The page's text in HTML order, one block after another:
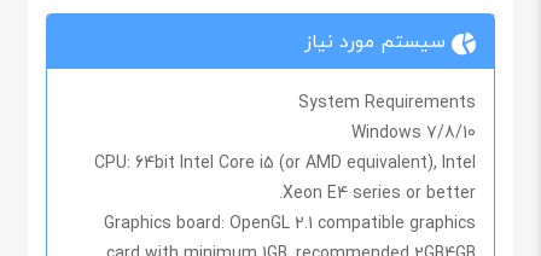
سیستم مورد نیاز
System Requirements
Windows 7/8/10
CPU: 64bit Intel Core i5 (or AMD equivalent), Intel
Xeon E4 series or better.
Graphics board: OpenGL 2.1 compatible graphics